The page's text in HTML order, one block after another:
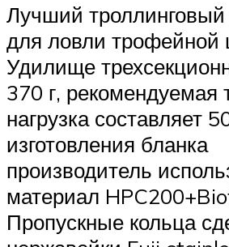
Лучший троллинговый
для ловли трофейной
Удилище
370 г, рекомендуемая
нагрузка составляет
изготовления бланка
производитель
материал
Пропускные кольца